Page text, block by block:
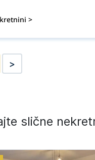
>
>
slične